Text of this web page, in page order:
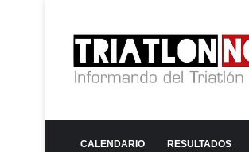
CALENDARIO RESULTADOS